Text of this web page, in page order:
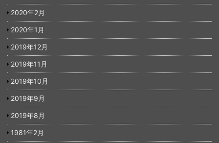
2020年2月
2020年1月
2019年12月
2019年11月
2019年10月
2019年9月
2019年8月
1981年2月